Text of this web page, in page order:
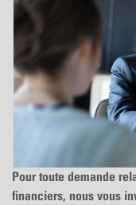
Pour toute demande
financiers, nous vous